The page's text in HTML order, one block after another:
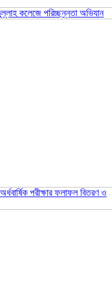
কলেজে পরিচ্ছন্নতা অভিযান
পরীক্ষার ফলাফল বিতরণ ও